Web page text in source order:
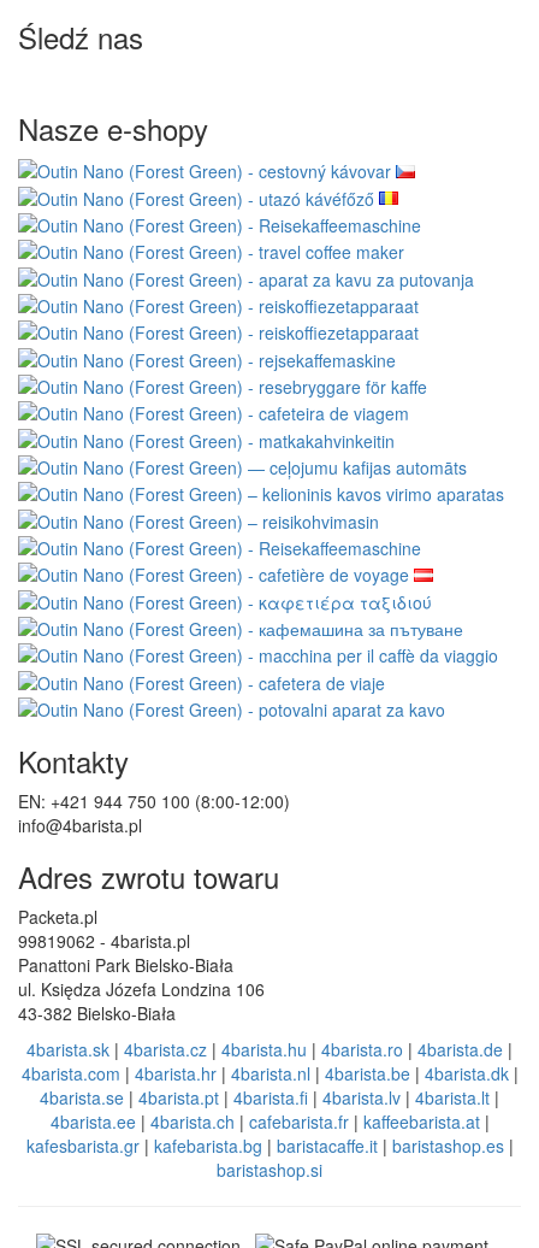
Śledź nas
Nasze e-shopy
Kontakty
EN: +421 944 750 100 (8:00-12:00)
info@4barista.pl
Adres zwrotu towaru
Packeta.pl
99819062 - 4barista.pl
Panattoni Park Bielsko-Biała
ul. Księdza Józefa Londzina 106
43-382 Bielsko-Biała
4barista.sk | 4barista.cz | 4barista.hu | 4barista.ro | 4barista.de |
4barista.com | 4barista.hr| 4barista.nl | 4barista.be| 4barista.dk|
4barista.se | 4barista.pt | 4barista.fi | 4barista.lv | 4barista.lt |
4barista.ee| 4barista.ch | cafebarista.fr| kaffeebarista.at|
kafesbarista.gr| kafebarista.bg | baristacaffe.it| baristashop.es|
baristashop.si